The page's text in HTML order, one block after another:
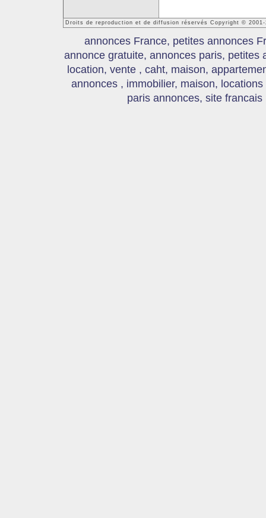
Droits de reproduction et de diffusion réservés Copyright ©
annonces France, petites annonces
annonce gratuite, annonces paris, petites
location, vente , caht, maison,
annonces , immobilier, maison,
paris annonces, site